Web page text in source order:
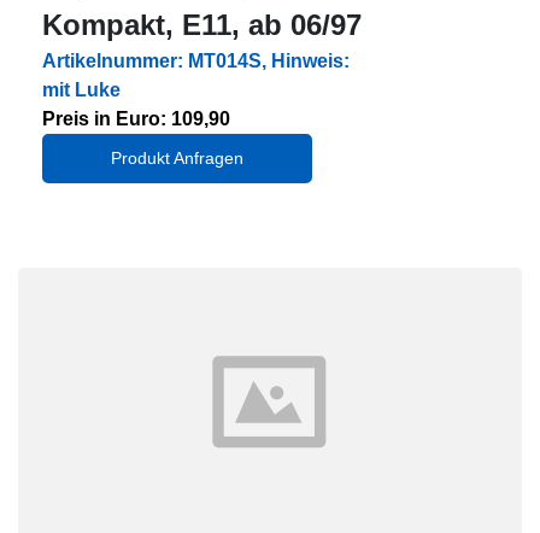
Kompakt, E11, ab 06/97
Artikelnummer: MT014S, Hinweis:
mit Luke
Preis in Euro: 109,90
Produkt Anfragen